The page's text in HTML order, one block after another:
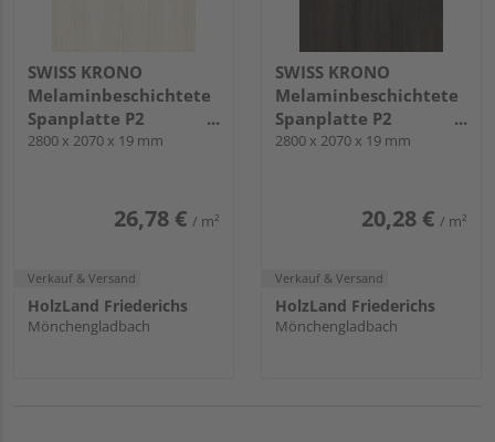
SWISS KRONO
Melaminbeschichtete
Spanplatte P2
beidseitig beschichtet
2800 x 2070 x 19 mm
26,78 € / m²
Verkauf & Versand
HolzLand Friederichs
Mönchengladbach
SWISS KRONO
Melaminbeschichtete
Spanplatte P2
beidseitig beschichtet
2800 x 2070 x 19 mm
20,28 € / m²
Verkauf & Versand
HolzLand Friederichs
Mönchengladbach